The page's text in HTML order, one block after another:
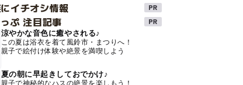
イチオシ情報
ぷ 注目記事
涼やかな音色に癒やされる♪
この夏は浴衣を着て風鈴市・まつりへ！
親子で絵付け体験や絶景を満喫しよう
夏の朝に早起きしておでかけ♪
親子で神秘的なハスの絶景を楽しもう！